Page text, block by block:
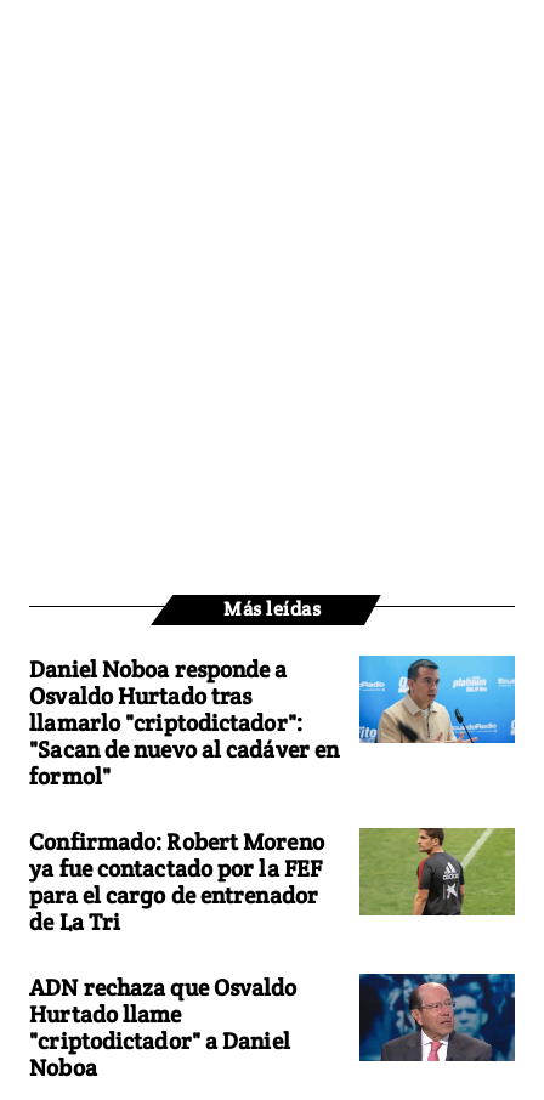
Más leídas
Daniel Noboa responde a
Osvaldo Hurtado tras
llamarlo "criptodictador":
"Sacan de nuevo al cadáver en
formol"
Confirmado: Robert Moreno
ya fue contactado por la FEF
para el cargo de entrenador
de La Tri
ADN rechaza que Osvaldo
Hurtado llame
"criptodictador" a Daniel
Noboa